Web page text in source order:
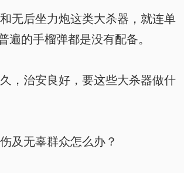
无后坐力炮这类大杀器，就连单
遍的手榴弹都是没有配备。
，治安良好，要这些大杀器做什
及无辜群众怎么办？